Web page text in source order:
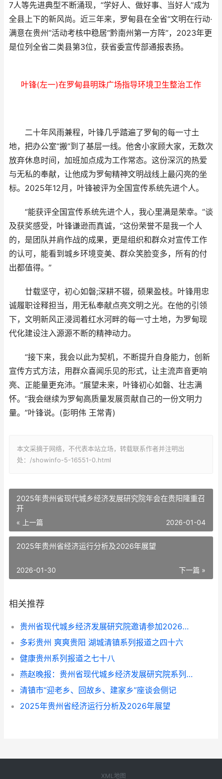
7人等先进典型不断涌现，“学好人、做好事、当好人”成为
全县上下的新风尚。近三年来，罗甸县在全省“文明在行动·
满意在贵州”活动考核中稳居“黔南州第一方阵”，2023年更
是位列全省二类县第3位，获省委宣传部通报表扬。
叶锋(左一)在罗甸县明珠广场指导环境卫生整治工作
二十年风雨兼程，叶锋几乎踏遍了罗甸的每一寸土
地，把办公室“搬”到了基层一线。他舍小家顾大家，无数次
放弃休息时间，加班加点成为工作常态。这份深沉的热爱
与无私的奉献，让他成为罗甸精神文明战线上最闪亮的坐
标。2025年12月，叶锋被评为全国宣传系统先进个人。
“能获评全国宣传系统先进个人，我心里满是荣幸。”谈
及获奖感受，叶锋谦逊而真诚，“这份荣誉不是我一个人
的，是团队并肩作战的成果，更是组织和群众对宣传工作
的认可，能看到城乡环境变美、群众笑脸变多，所有的付
出都值得。”
廿载坚守，初心如磐;深耕不辍，硕果盈枝。叶锋用忠
诚履职诠释担当，用无私奉献点亮文明之光。在他的引领
下，文明新风正浸润着红水河畔的每一寸土地，为罗甸现
代化建设注入源源不断的精神动力。
“接下来，我会以此为契机，不断提升自身能力，创新
宣传方式方法，用群众喜闻乐见的形式，让主流声音更响
亮、正能量更充沛。”展望未来，叶锋初心如磐、壮志满
怀。“我会继续为罗甸高质量发展贡献自己的一份文明力
量。”叶锋说。(彭明伟 王常青)
本文采摘于网络，不代表本站立场，转载联系作者并注明出
处：/showinfo-5-16551-0.html
2025年贵州省现代城乡经济发展研究院年会在贵阳隆重召
开
« 上一篇 2026-01-04
2025年贵州省经济运行分析及2026年展望
下一篇 »
2026-01-30
相关推荐
贵州省现代城乡经济发展研究院邀请参加2026年度文旅交流会的通知
多彩贵州 爽爽贵阳 湖城清镇系列报道之四十六
健康贵州系列报道之七十八
燕赵晚报：贵州省现代城乡经济发展研究院系列报道之一
清镇市“迎老乡、回故乡、建家乡”座谈会侧记
2025年贵州省经济运行分析及2026年展望
XML地图